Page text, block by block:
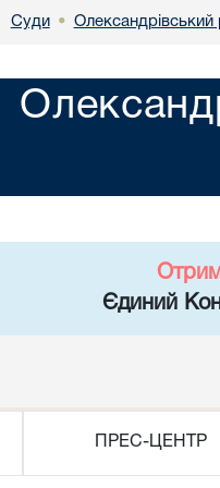
Суди • Олександрівський
Єдиний
ПРЕС-ЦЕНТР